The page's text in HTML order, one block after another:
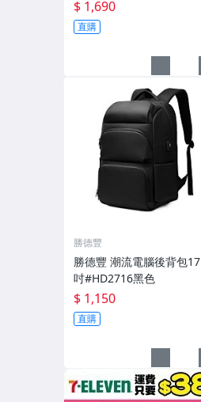
$ 1,690
直購
勝德豐
勝德豐 潮流電腦後背包17
吋#HD2716黑色
$ 1,150
直購